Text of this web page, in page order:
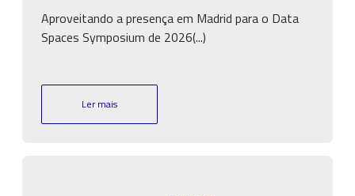
Aproveitando a presença em Madrid para o Data
Spaces Symposium de 2026(...)
Ler mais